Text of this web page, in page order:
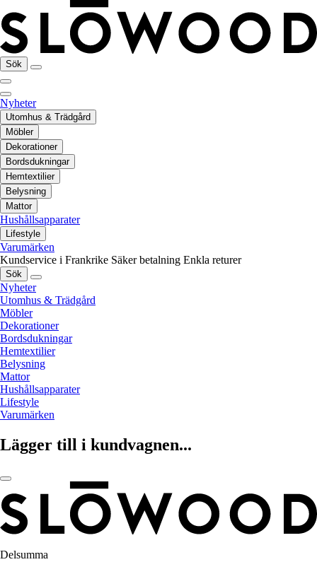
Sök
Nyheter
Utomhus & Trädgård
Möbler
Dekorationer
Bordsdukningar
Hemtextilier
Belysning
Mattor
Hushållsapparater
Lifestyle
Varumärken
Kundservice i Frankrike Säker betalning Enkla returer
Sök
Nyheter
Utomhus & Trädgård
Möbler
Dekorationer
Bordsdukningar
Hemtextilier
Belysning
Mattor
Hushållsapparater
Lifestyle
Varumärken
Lägger till i kundvagnen...
Delsumma